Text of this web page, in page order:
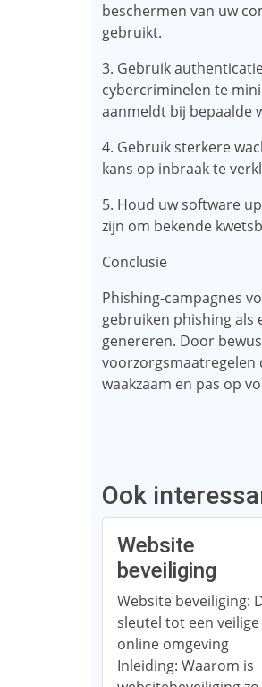
beschermen van uw
gebruikt.
3. Gebruik
cybercriminelen te
aanmeldt bij bepaalde
4. Gebruik sterkere
kans op inbraak te
5. Houd uw software
zijn om bekende
Conclusie
Phishing-campagnes
gebruiken phishing als
genereren. Door
voorzorgsmaatregelen
waakzaam en pas op
Ook
Website
beveiliging
Website beveiliging:
sleutel tot een veilige
online omgeving
Inleiding: Waarom is